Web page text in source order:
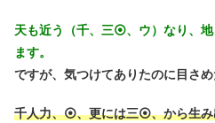
天も近う（千、三⦿、ウ）なり、
ます。
ですが、気つけてありたのに目さめ
千人力、⦿、更には三⦿、から生み